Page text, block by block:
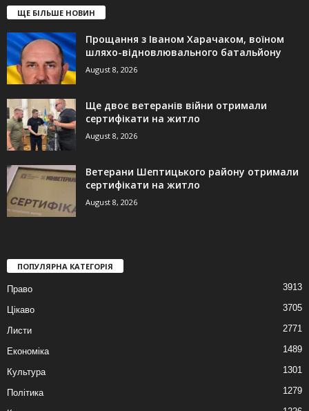
ЩЕ БІЛЬШЕ НОВИН
Прощання з Іваном Харачаком, воїном
шляхо-відновлювального батальйону
August 8, 2026
Ще двоє ветеранів війни отримали
сертифікати на житло
August 8, 2026
Ветерани Шептицького району отримали
сертифікати на житло
August 8, 2026
ПОПУЛЯРНА КАТЕГОРІЯ
Право 3913
Цікаво 3705
Листи 2771
Економіка 1489
Культура 1301
Політика 1279